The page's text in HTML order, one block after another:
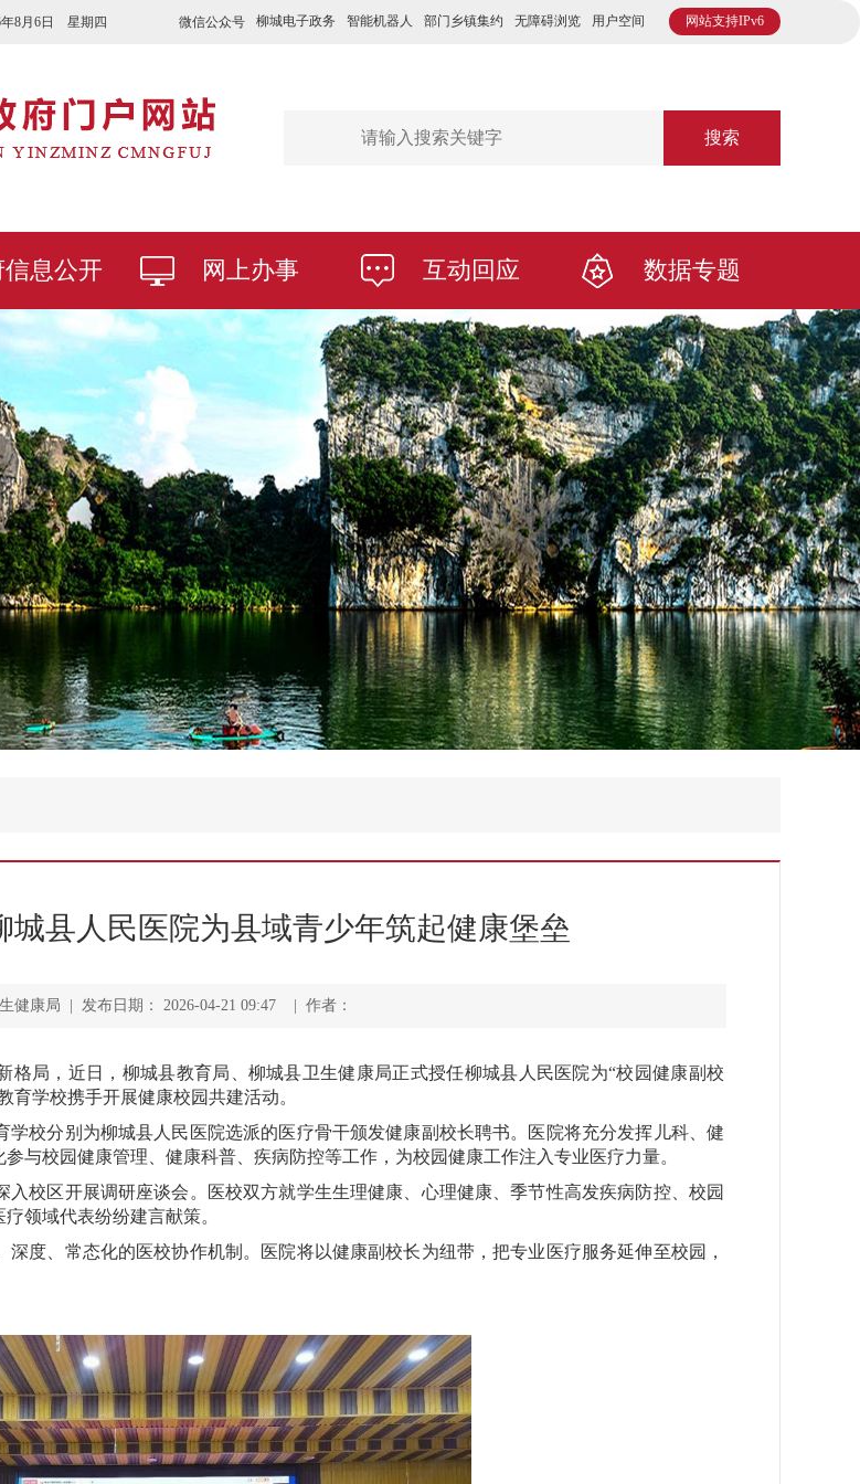
网站支持IPv6
微信公众号 柳城电子政务 智能机器人 部门乡镇集约 无障碍浏览 用户空间
年8月6日 星期四
搜索
息公开 网上办事 互动回应 数据专题
县人民医院为县域青少年筑起健康堡垒
健康局 | 发布日期： 2026-04-21 09:47 | 作者：
局，近日，柳城县教育局、柳城县卫生健康局正式授任柳城县人民医院为“校园健康副校
学校携手开展健康校园共建活动。
分别为柳城县人民医院选派的医疗骨干颁发健康副校长聘书。医院将充分发挥儿科、健
与校园健康管理、健康科普、疾病防控等工作，为校园健康工作注入专业医疗力量。
区开展调研座谈会。医校双方就学生生理健康、心理健康、季节性高发疾病防控、校园
领域代表纷纷建言献策。
、常态化的医校协作机制。医院将以健康副校长为纽带，把专业医疗服务延伸至校园，